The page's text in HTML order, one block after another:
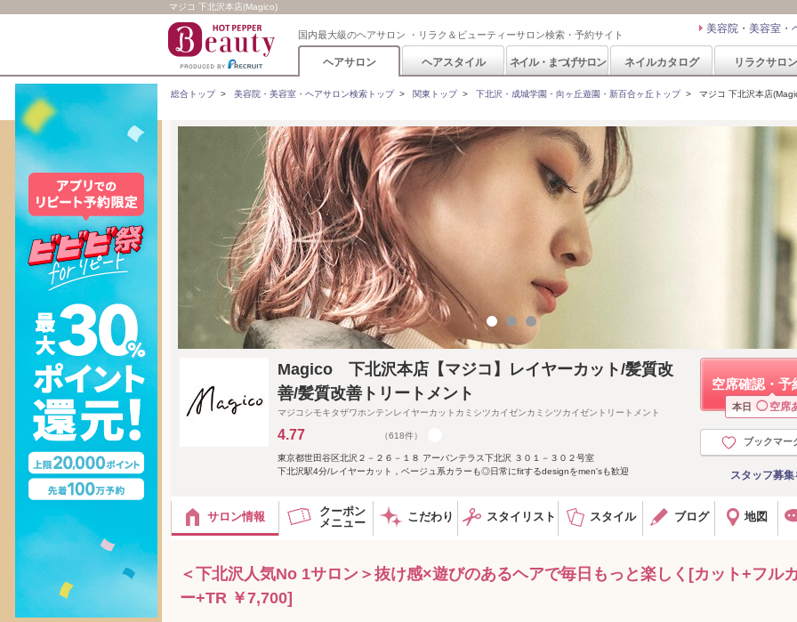
マジコ 下北沢本店(Magico)
国内最大級のヘアサロン ・リラク＆ビューティーサロン検索・予約サイト 美容院・美容室・
ヘアサロン ヘアスタイル ネイル・まつげサロン ネイルカタログ リラクサロン
総合トップ> 美容院・美容室・ヘアサロン検索トップ> 関東トップ> 下北沢・成城学園・向ヶ丘遊園・新百合ヶ丘トップ> マジコ 下北沢本店
空席確認・予
本日 ◯ 空席
ブックマー
スタッフ募
Magico 下北沢本店【マジコ】レイヤーカット/髪質改
善/髪質改善トリートメント
マジコシモキタザワホンテンレイヤーカットカミシツカイゼンカミシツカイゼントリートメント
4.77 （618件）
東京都世田谷区北沢２－２６－１８ アーバンテラス下北沢 ３０１－３０２号室
下北沢駅4分/レイヤーカット，ベージュ系カラーも◎日常にfitするdesignをmen'sも歓迎
サロン情報
クーポン
メニュー
こだわり スタイリスト スタイル ブログ 地図
＜下北沢人気No 1サロン＞抜け感×遊びのあるヘアで毎日もっと楽しく[カット+フル
ー+TR ￥7,700]